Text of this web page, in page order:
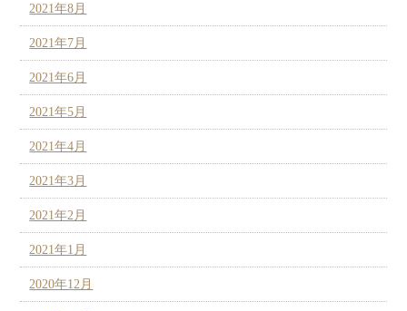
2021年8月
2021年7月
2021年6月
2021年5月
2021年4月
2021年3月
2021年2月
2021年1月
2020年12月